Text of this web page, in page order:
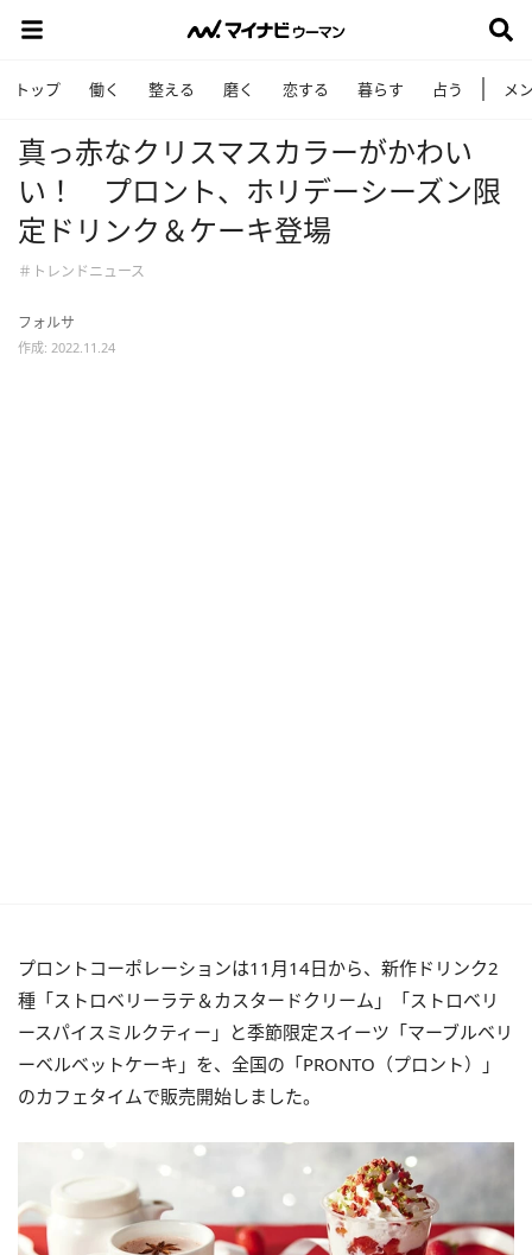
トップ 働く 整える 磨く 恋する 暮らす 占う メ
真っ赤なクリスマスカラーがかわい
い！ プロント、ホリデーシーズン限
定ドリンク＆ケーキ登場
＃トレンドニュース
フォルサ
作成: 2022.11.24
プロントコーポレーションは11月14日から、新作ドリンク2
種「ストロベリーラテ＆カスタードクリーム」「ストロベリ
ースパイスミルクティー」と季節限定スイーツ「マーブルベリ
ーベルベットケーキ」を、全国の「PRONTO（プロント）」
のカフェタイムで販売開始しました。